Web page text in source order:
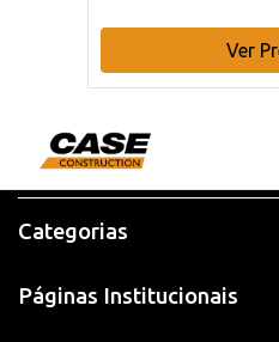
Ver
Categorias
Páginas Institucionais